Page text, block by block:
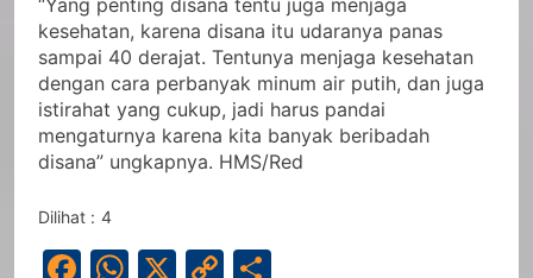
“Yang penting disana tentu juga menjaga
kesehatan, karena disana itu udaranya panas
sampai 40 derajat. Tentunya menjaga kesehatan
dengan cara perbanyak minum air putih, dan juga
istirahat yang cukup, jadi harus pandai
mengaturnya karena kita banyak beribadah
disana” ungkapnya. HMS/Red
Dilihat : 4
Facebook
WhatsApp
X
Copy